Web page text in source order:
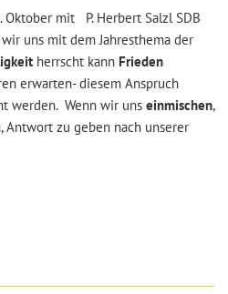
Oktober mit P. Herbert Salzl SDB
uns mit dem Jahresthema der
herrscht kann Frieden
erwarten- diesem Anspruch
werden. Wenn wir uns einmischen,
zu geben nach unserer